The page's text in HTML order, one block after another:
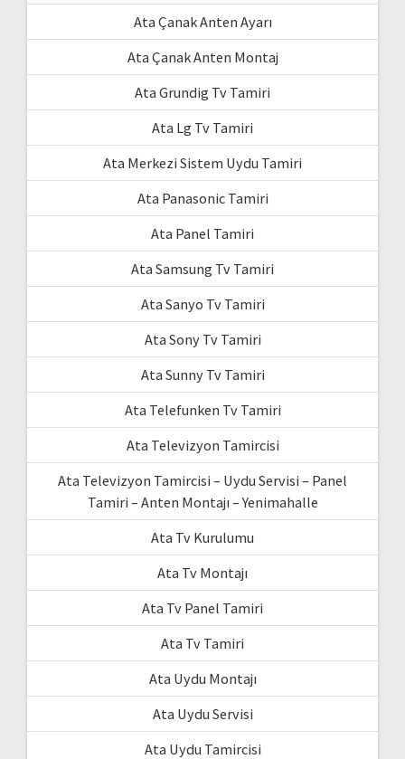
Ata Çanak Anten Ayarı
Ata Çanak Anten Montaj
Ata Grundig Tv Tamiri
Ata Lg Tv Tamiri
Ata Merkezi Sistem Uydu Tamiri
Ata Panasonic Tamiri
Ata Panel Tamiri
Ata Samsung Tv Tamiri
Ata Sanyo Tv Tamiri
Ata Sony Tv Tamiri
Ata Sunny Tv Tamiri
Ata Telefunken Tv Tamiri
Ata Televizyon Tamircisi
Ata Televizyon Tamircisi – Uydu Servisi – Panel
Tamiri – Anten Montajı – Yenimahalle
Ata Tv Kurulumu
Ata Tv Montajı
Ata Tv Panel Tamiri
Ata Tv Tamiri
Ata Uydu Montajı
Ata Uydu Servisi
Ata Uydu Tamircisi